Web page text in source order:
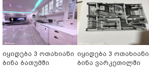
იყიდება 3 ოთახიანი
ბინა ბათუმში
იყიდება 3 ოთახიანი
ბინა ვარკეთილში